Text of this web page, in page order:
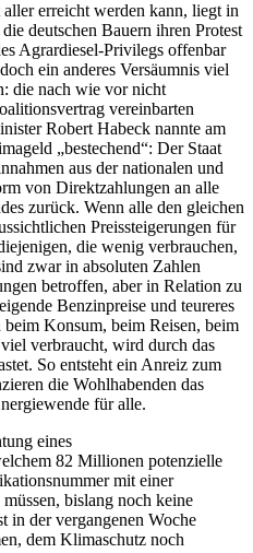
erreicht werden kann, liegt in
deutschen Bauern ihren Protest
Agrardiesel-Privilegs offenbar
ein anderes Versäumnis viel
die nach wie vor nicht
vereinbarten
Robert Habeck nannte am
„bestechend“: Der Staat
aus der nationalen und
von Direktzahlungen an alle
zurück. Wenn alle den gleichen
Preissteigerungen für
die wenig verbrauchen,
zwar in absoluten Zahlen
betroffen, aber in Relation zu
Benzinpreise und teureres
Konsum, beim Reisen, beim
verbraucht, wird durch das
So entsteht ein Anreiz zum
die Wohlhabenden das
für alle.
eines
82 Millionen potenzielle
mit einer
bislang noch keine
in der vergangenen Woche
dem Klimaschutz noch